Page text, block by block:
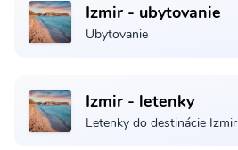
Izmir - ubytovanie
Ubytovanie
Izmir - letenky
Letenky do destinácie Izmir